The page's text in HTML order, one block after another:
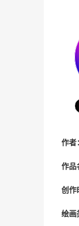
作者
作品
创作
绘画